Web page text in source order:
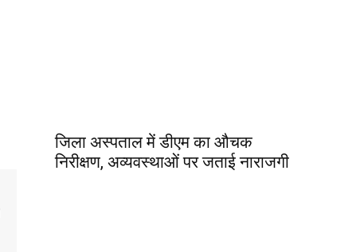
जिला अस्पताल में डीएम का औचक
निरीक्षण, अव्यवस्थाओं पर जताई नाराजगी